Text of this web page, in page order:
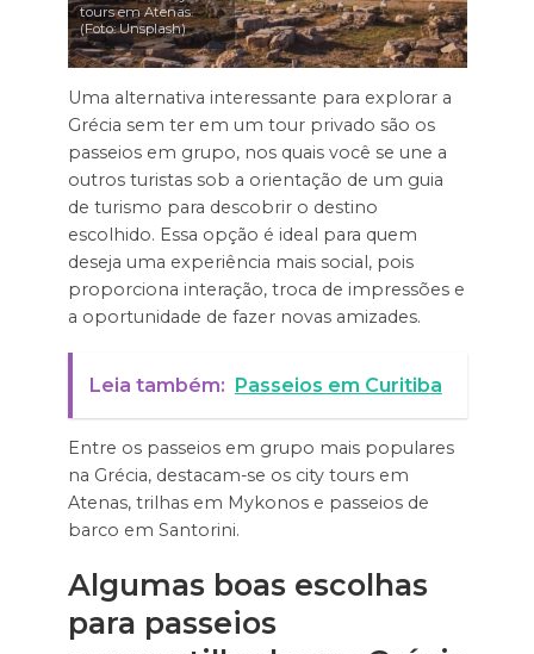
tours em Atenas.
(Foto: Unsplash)
Uma alternativa interessante para explorar a
Grécia sem ter em um tour privado são os
passeios em grupo, nos quais você se une a
outros turistas sob a orientação de um guia
de turismo para descobrir o destino
escolhido. Essa opção é ideal para quem
deseja uma experiência mais social, pois
proporciona interação, troca de impressões e
a oportunidade de fazer novas amizades.
Leia também: Passeios em Curitiba
Entre os passeios em grupo mais populares
na Grécia, destacam-se os city tours em
Atenas, trilhas em Mykonos e passeios de
barco em Santorini.
Algumas boas escolhas
para passeios